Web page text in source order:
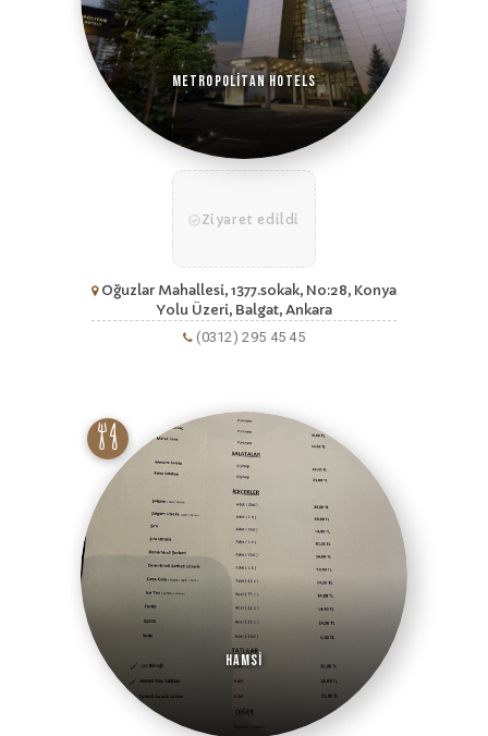
Metropolitan Hotels
Ziyaret edildi
Oğuzlar Mahallesi, 1377.sokak, No:28, Konya
Yolu Üzeri, Balgat, Ankara
(0312) 295 45 45
Hamsi